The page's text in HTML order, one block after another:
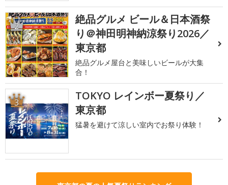
2
絶品グルメ ビール＆日本酒祭
り＠神田明神納涼祭り2026／
東京都
絶品グルメ屋台と美味しいビールが大集
合！
3
TOKYO レインボー夏祭り／
東京都
猛暑を避けて涼しい室内でお祭り体験！